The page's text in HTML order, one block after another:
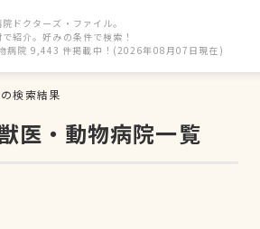
ドクターズ・ファイル。
紹介。好みの条件で検索！
病院 9,443 件掲載中！(2026年08月07日現在)
の検索結果
医・動物病院一覧